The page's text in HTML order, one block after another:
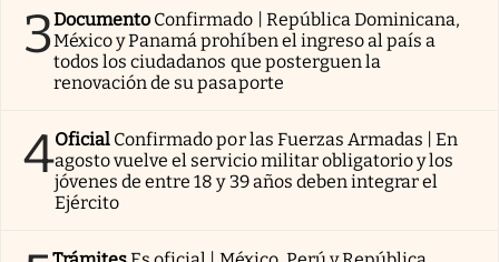
3Documento Confirmado | República Dominicana,
México y Panamá prohíben el ingreso al país a
todos los ciudadanos que posterguen la
renovación de su pasaporte
4Oficial Confirmado por las Fuerzas Armadas | En
agosto vuelve el servicio militar obligatorio y los
jóvenes de entre 18 y 39 años deben integrar el
Ejército